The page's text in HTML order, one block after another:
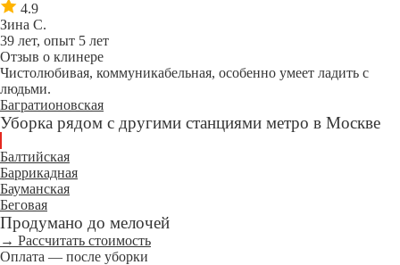
4.9
Зина С.
39 лет, опыт 5 лет
Отзыв о клинере
Чистолюбивая, коммуникабельная, особенно умеет ладить с
людьми.
Багратионовская
Уборка рядом с другими станциями метро в Москве
Балтийская
Баррикадная
Бауманская
Беговая
Продумано до мелочей
→ Рассчитать стоимость
Оплата — после уборки